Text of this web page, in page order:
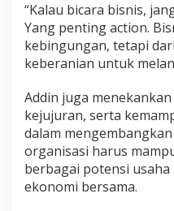
“Kalau bicara bisnis,
Yang penting action.
kebingungan, tetapi
keberanian untuk
Addin juga
kejujuran, serta
dalam
organisasi harus
berbagai potensi
ekonomi bersama.